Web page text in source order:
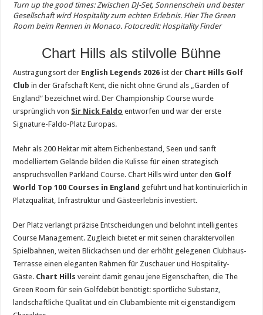
Turn up the good times: Zwischen DJ-Set, Sonnenschein und bester
Gesellschaft wird Hospitality zum echten Erlebnis. Hier The Green
Room beim Rennen in Monaco. Fotocredit: Hospitality Finder
Chart Hills als stilvolle Bühne
Austragungsort der English Legends 2026 ist der Chart Hills Golf
Club in der Grafschaft Kent, die nicht ohne Grund als „Garden of
England“ bezeichnet wird. Der Championship Course wurde
ursprünglich von Sir Nick Faldo entworfen und war der erste
Signature-Faldo-Platz Europas.
Mehr als 200 Hektar mit altem Eichenbestand, Seen und sanft
modelliertem Gelände bilden die Kulisse für einen strategisch
anspruchsvollen Parkland Course. Chart Hills wird unter den Golf
World Top 100 Courses in England geführt und hat kontinuierlich in
Platzqualität, Infrastruktur und Gästeerlebnis investiert.
Der Platz verlangt präzise Entscheidungen und belohnt intelligentes
Course Management. Zugleich bietet er mit seinen charaktervollen
Spielbahnen, weiten Blickachsen und der erhöht gelegenen Clubhaus-
Terrasse einen eleganten Rahmen für Zuschauer und Hospitality-
Gäste. Chart Hills vereint damit genau jene Eigenschaften, die The
Green Room für sein Golfdebüt benötigt: sportliche Substanz,
landschaftliche Qualität und ein Clubambiente mit eigenständigem